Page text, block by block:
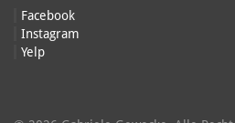
Facebook
Instagram
Yelp